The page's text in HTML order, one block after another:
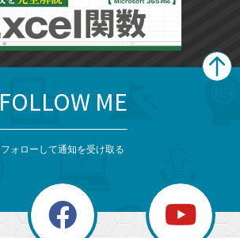
FOLLOW ME
フォローして通知を受け取る